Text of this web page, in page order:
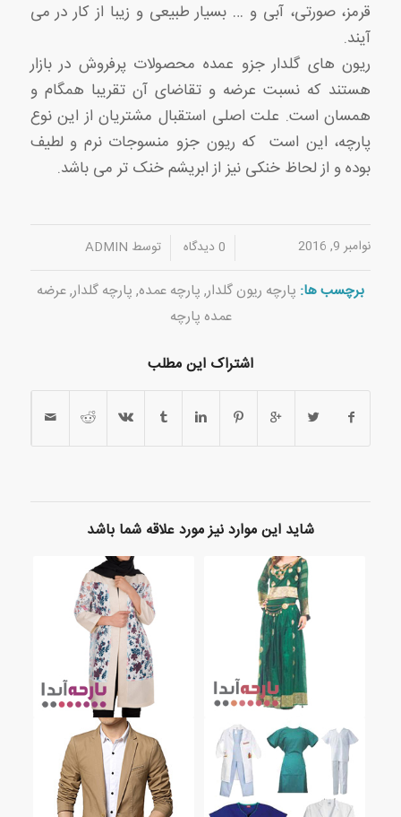
قرمز، صورتی، آبی و … بسیار طبیعی و زیبا از کار در می
آیند.
ریون های گلدار جزو عمده محصولات پرفروش در بازار
هستند که نسبت عرضه و تقاضای آن تقریبا همگام و
همسان است. علت اصلی استقبال مشتریان از این نوع
پارچه، این است که ریون جزو منسوجات نرم و لطیف
بوده و از لحاظ خنکی نیز از ابریشم خنک تر می باشد.
نوامبر 9, 2016 0 دیدگاه/ توسط ADMIN
برچسب ها: پارچه ریون گلدار, پارچه عمده, پارچه گلدار,عرضه
عمده پارچه
اشتراک این مطلب
شاید این موارد نیز مورد علاقه شما باشد